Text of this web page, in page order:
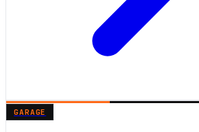
GARAGE